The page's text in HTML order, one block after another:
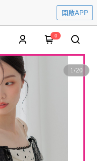
開啟APP
0
1/20